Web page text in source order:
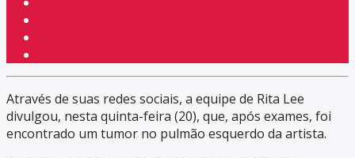
Através de suas redes sociais, a equipe de Rita Lee
divulgou, nesta quinta-feira (20), que, após exames, foi
encontrado um tumor no pulmão esquerdo da artista.